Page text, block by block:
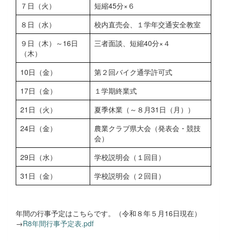
７日（火）
短縮45分×６
８日（水）
校内直売会、１学年交通安全教室
９日（木）～16日
（木）
三者面談、短縮40分×４
10日（金）
第２回バイク通学許可式
17日（金）
１学期終業式
21日（火）
夏季休業（～８月31日（月））
24日（金）
農業クラブ県大会（発表会・競技
会）
29日（水）
学校説明会（１回目）
31日（金）
学校説明会（２回目）
年間の行事予定はこちらです。（令和８年５月16日現在）
→R8年間行事予定表.pdf